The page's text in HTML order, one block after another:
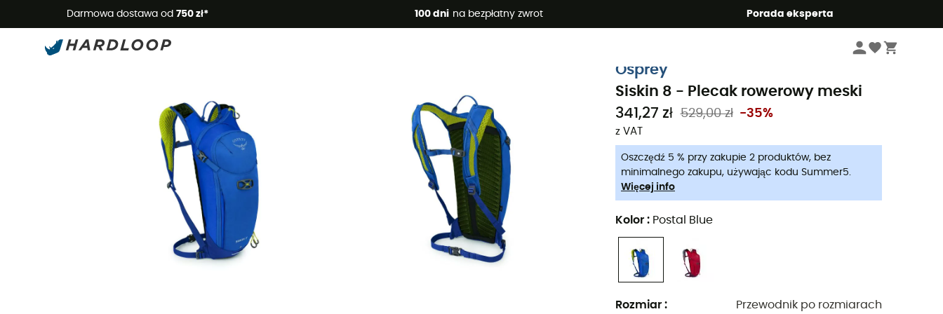
Darmowa dostawa od 750 zł* 100 dni na bezpłatny zwrot Porada eksperta
Letnie promocje 🔥 -5% DODATKOWO przy zakupie 2 produktów*, kod Summer5
Osprey
Siskin 8 - Plecak rowerowy meski
341,27 zł 529,00 zł -35%
z VAT
Oszczędź 5 % przy zakupie 2 produktów, bez
minimalnego zakupu, używając kodu Summer5.
Więcej info
Kolor : Postal Blue
Rozmiar : Przewodnik po rozmiarach